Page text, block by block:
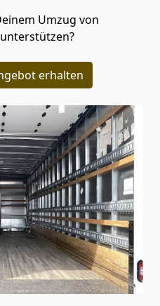
Umzug von
unterstützen?
erhalten